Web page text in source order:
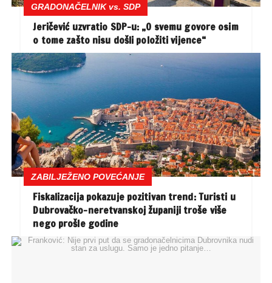
GRADONAČELNIK vs. SDP
Jeričević uzvratio SDP-u: „O svemu govore osim
o tome zašto nisu došli položiti vijence“
ZABILJEŽENO POVEĆANJE
Fiskalizacija pokazuje pozitivan trend: Turisti u
Dubrovačko-neretvanskoj županiji troše više
nego prošle godine